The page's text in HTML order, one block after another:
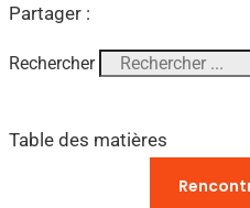
Partager :
Rechercher
Table des matières
Vous avez